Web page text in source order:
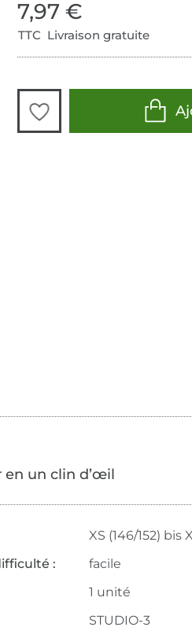
7,97 €
TTC Livraison gratuite
en un clin d’œil
XS (146/152) bis
:
facile
1 unité
STUDIO-3